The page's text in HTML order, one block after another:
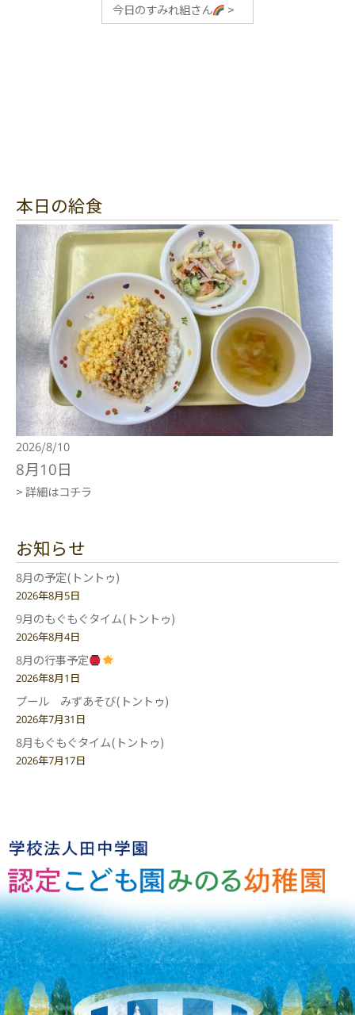
今日のすみれ組さん >
本日の給食
2026/8/10
8月10日
> 詳細はコチラ
お知らせ
8月の予定(トントゥ)
2026年8月5日
9月のもぐもぐタイム(トントゥ)
2026年8月4日
8月の行事予定
2026年8月1日
プール みずあそび(トントゥ)
2026年7月31日
8月もぐもぐタイム(トントゥ)
2026年7月17日